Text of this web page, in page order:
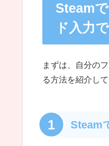
Steam
ド入力
まずは、自分の
る方法を紹介し
1 Steam